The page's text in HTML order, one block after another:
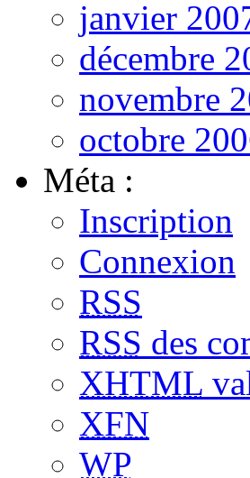
janvier
décembre
novembre
octobre
Méta :
Inscription
Connexion
RSS
RSS des
XHTML
XFN
WP